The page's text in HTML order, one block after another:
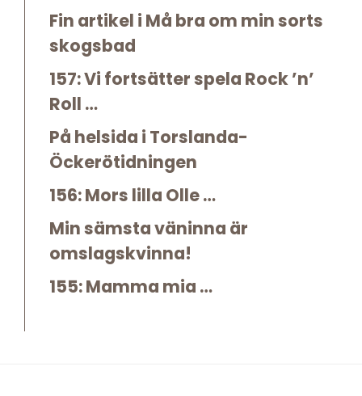
Fin artikel i Må bra om min sorts
skogsbad
157: Vi fortsätter spela Rock ’n’
Roll …
På helsida i Torslanda-
Öckerötidningen
156: Mors lilla Olle …
Min sämsta väninna är
omslagskvinna!
155: Mamma mia …